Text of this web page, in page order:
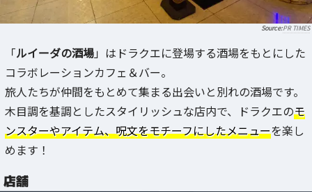
PR TIMES
「ルイーダの酒場」はドラクエに登場する酒場をもとにした
コラボレーションカフェ＆バー。
旅人たちが仲間をもとめて集まる出会いと別れの酒場です。
木目調を基調としたスタイリッシュな店内で、ドラクエのモ
ンスターやアイテム、呪文をモチーフにしたメニューを楽し
めます！
店舗